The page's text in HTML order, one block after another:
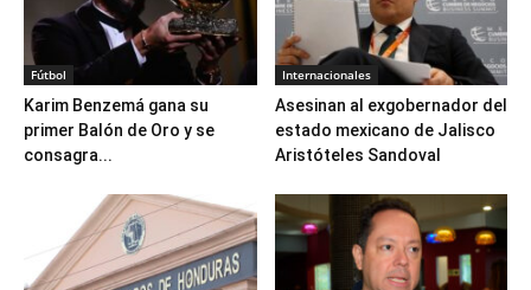
Fútbol
Karim Benzemá gana su
primer Balón de Oro y se
consagra...
Internacionales
Asesinan al exgobernador del
estado mexicano de Jalisco
Aristóteles Sandoval